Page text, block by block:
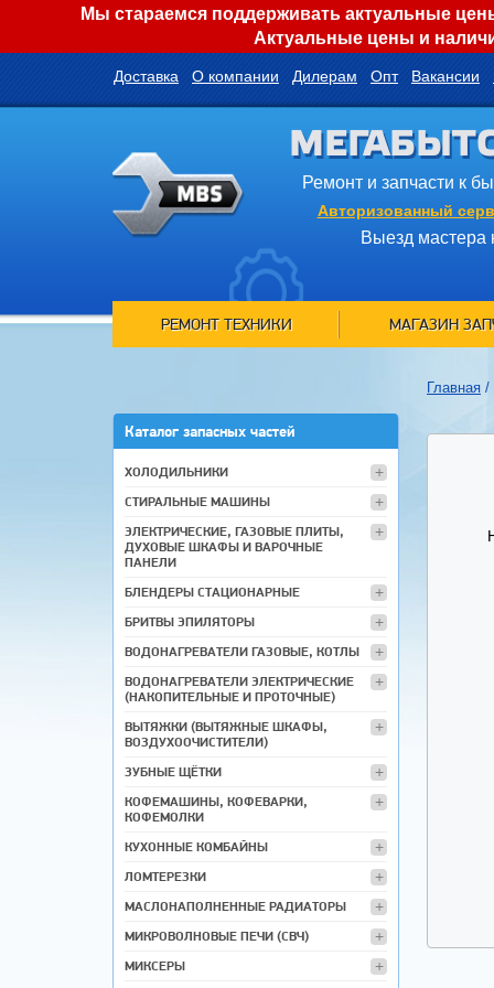
Мы стараемся поддерживать актуальные
Актуальные цены и
Доставка О компании Дилерам Опт Вакансии
Ремонт и запчасти к
Авторизованный
Выезд мастера
РЕМОНТ ТЕХНИКИ МАГАЗИН
Каталог запасных частей
ХОЛОДИЛЬНИКИ
СТИРАЛЬНЫЕ МАШИНЫ
ЭЛЕКТРИЧЕСКИЕ, ГАЗОВЫЕ ПЛИТЫ,
ДУХОВЫЕ ШКАФЫ И ВАРОЧНЫЕ
ПАНЕЛИ
БЛЕНДЕРЫ СТАЦИОНАРНЫЕ
БРИТВЫ ЭПИЛЯТОРЫ
ВОДОНАГРЕВАТЕЛИ ГАЗОВЫЕ, КОТЛЫ
ВОДОНАГРЕВАТЕЛИ ЭЛЕКТРИЧЕСКИЕ
(НАКОПИТЕЛЬНЫЕ И ПРОТОЧНЫЕ)
ВЫТЯЖКИ (ВЫТЯЖНЫЕ ШКАФЫ,
ВОЗДУХООЧИСТИТЕЛИ)
ЗУБНЫЕ ЩЁТКИ
КОФЕМАШИНЫ, КОФЕВАРКИ,
КОФЕМОЛКИ
КУХОННЫЕ КОМБАЙНЫ
ЛОМТЕРЕЗКИ
МАСЛОНАПОЛНЕННЫЕ РАДИАТОРЫ
МИКРОВОЛНОВЫЕ ПЕЧИ (СВЧ)
МИКСЕРЫ
Главная /